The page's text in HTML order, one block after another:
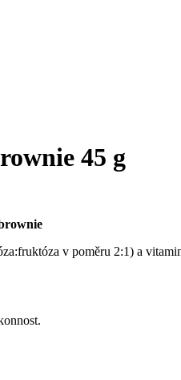
45 g
v poměru 2:1) a